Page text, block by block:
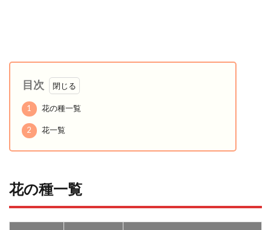
目次
1 花の種一覧
2 花一覧
花の種一覧